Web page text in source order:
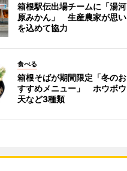
箱根駅伝出場チームに「湯河
原みかん」 生産農家が思い
を込めて協力
食べる
箱根そばが期間限定「冬のお
すすめメニュー」 ホウボウ
天など3種類